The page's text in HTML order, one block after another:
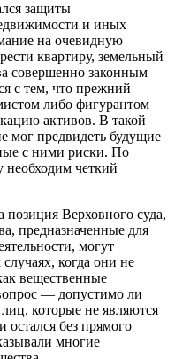
защиты
и иных
на очевидную
квартиру, земельный
совершенно законным
с тем, что прежний
либо фигурантом
активов. В такой
мог предвидеть будущие
с ними риски. По
необходим четкий
Верховного суда,
предназначенные для
могут
когда они не
вещественные
— допустимо ли
которые не являются
без прямого
многие